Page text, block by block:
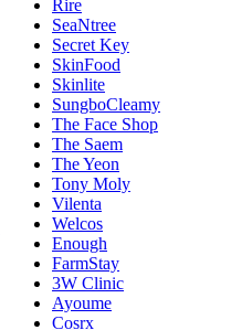
Rire
SeaNtree
Secret Key
SkinFood
Skinlite
SungboCleamy
The Face Shop
The Saem
The Yeon
Tony Moly
Vilenta
Welcos
Enough
FarmStay
3W Clinic
Ayoume
Cosrx